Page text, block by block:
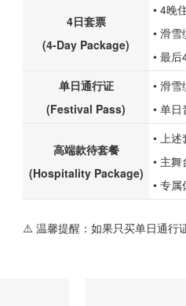
4日套票
(4-Day Package)
• 4晚
• 滑
• 最
单日通行证
(Festival Pass)
• 滑
• 单日
高端款待套餐
(Hospitality Package)
• 上
• 主
• 专
⚠️ 温馨提醒：如果只买单日通行